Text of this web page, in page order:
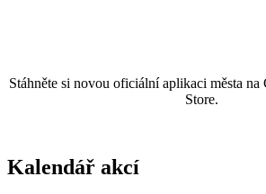
Stáhněte si novou oficiální aplikaci města
Store.
Kalendář akcí